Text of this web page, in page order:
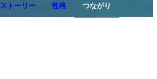
ストーリー 性格 つながり